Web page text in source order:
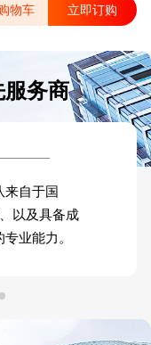
物车 立即订购
务商
来自于国
以及具备成
业能力。